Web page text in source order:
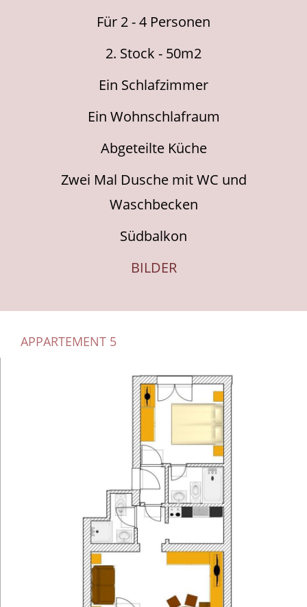
Für 2 - 4 Personen
2. Stock - 50m2
Ein Schlafzimmer
Ein Wohnschlafraum
Abgeteilte Küche
Zwei Mal Dusche mit WC und
Waschbecken
Südbalkon
BILDER
APPARTEMENT 5